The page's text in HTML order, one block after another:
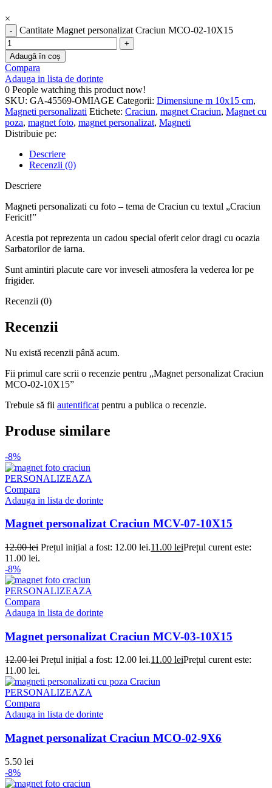
×
Cantitate Magnet personalizat Craciun MCO-02-10X15
Adaugă în coș
Compara
Adauga in lista de dorinte
0 People watching this product now!
SKU: GA-45569-OMIAGE Categorii: Dimensiune m 10x15 cm,
Magneti personalizati Etichete: Craciun, magnet Craciun, Magnet cu
poza, magnet foto, magnet personalizat, Magneti
Distribuie pe:
Descriere
Recenzii (0)
Descriere
Magneti personalizati cu foto – tema de Craciun cu textul „Craciun
Fericit!”
Acestia pot reprezenta un cadou special oferit celor dragi cu ocazia
Sarbatorilor de iarna.
Sunt amintiri placute care vor inveseli atmosfera la vederea lor pe
frigider.
Recenzii (0)
Recenzii
Nu există recenzii până acum.
Fii primul care scrii o recenzie pentru „Magnet personalizat Craciun
MCO-02-10X15”
Trebuie să fii autentificat pentru a publica o recenzie.
Produse similare
-8%
PERSONALIZEAZA
Compara
Adauga in lista de dorinte
Magnet personalizat Craciun MCV-07-10X15
12.00lei Prețul inițial a fost: 12.00 lei.11.00 leiPrețul curent este:
11.00 lei.
-8%
PERSONALIZEAZA
Compara
Adauga in lista de dorinte
Magnet personalizat Craciun MCV-03-10X15
12.00lei Prețul inițial a fost: 12.00 lei.11.00 leiPrețul curent este:
11.00 lei.
PERSONALIZEAZA
Compara
Adauga in lista de dorinte
Magnet personalizat Craciun MCO-02-9X6
5.50 lei
-8%